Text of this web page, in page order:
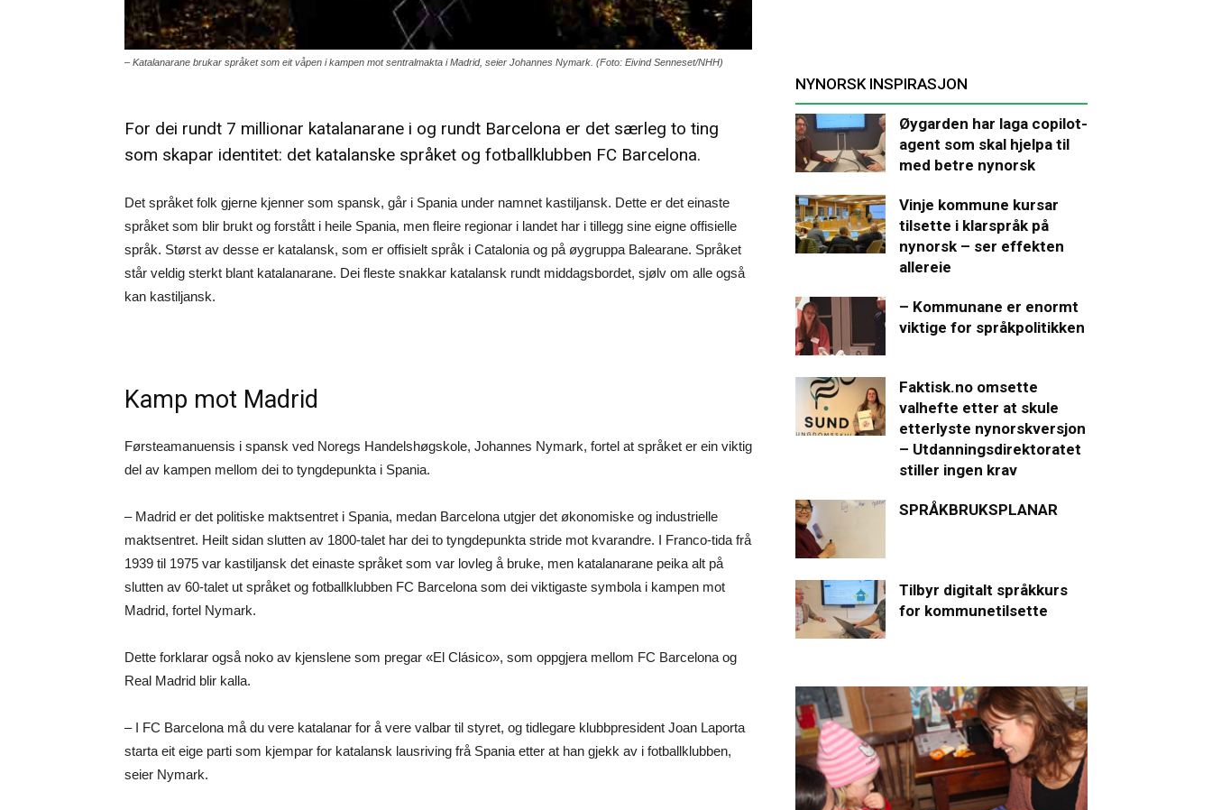
– Katalanarane brukar språket som eit våpen i kampen mot sentralmakta i Madrid, seier Johannes Nymark. (Foto: Eivind Senneset/NHH)
For dei rundt 7 millionar katalanarane i og rundt Barcelona er det særleg to ting
som skapar identitet: det katalanske språket og fotballklubben FC Barcelona.
Det språket folk gjerne kjenner som spansk, går i Spania under namnet kastiljansk. Dette er det einaste
språket som blir brukt og forstått i heile Spania, men fleire regionar i landet har i tillegg sine eigne offisielle
språk. Størst av desse er katalansk, som er offisielt språk i Catalonia og på øygruppa Balearane. Språket
står veldig sterkt blant katalanarane. Dei fleste snakkar katalansk rundt middagsbordet, sjølv om alle også
kan kastiljansk.
Kamp mot Madrid
Førsteamanuensis i spansk ved Noregs Handelshøgskole, Johannes Nymark, fortel at språket er ein viktig
del av kampen mellom dei to tyngdepunkta i Spania.
– Madrid er det politiske maktsentret i Spania, medan Barcelona utgjer det økonomiske og industrielle
maktsentret. Heilt sidan slutten av 1800-talet har dei to tyngdepunkta stride mot kvarandre. I Franco-tida frå
1939 til 1975 var kastiljansk det einaste språket som var lovleg å bruke, men katalanarane peika alt på
slutten av 60-talet ut språket og fotballklubben FC Barcelona som dei viktigaste symbola i kampen mot
Madrid, fortel Nymark.
Dette forklarar også noko av kjenslene som pregar «El Clásico», som oppgjera mellom FC Barcelona og
Real Madrid blir kalla.
– I FC Barcelona må du vere katalanar for å vere valbar til styret, og tidlegare klubbpresident Joan Laporta
starta eit eige parti som kjempar for katalansk lausriving frå Spania etter at han gjekk av i fotballklubben,
seier Nymark.
NYNORSK INSPIRASJON
Øygarden har laga copilot-
agent som skal hjelpa til
med betre nynorsk
Vinje kommune kursar
tilsette i klarspråk på
nynorsk – ser effekten
allereie
– Kommunane er enormt
viktige for språkpolitikken
Faktisk.no omsette
valhefte etter at skule
etterlyste nynorskversjon
– Utdanningsdirektoratet
stiller ingen krav
SPRÅKBRUKSPLANAR
Tilbyr digitalt språkkurs
for kommunetilsette